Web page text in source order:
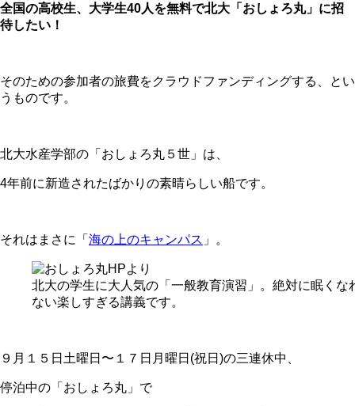
全国の高校生、大学生40人を無料で北大「おしょろ丸」に招
待したい！
そのための参加者の旅費をクラウドファンディングする、とい
うものです。
北大水産学部の「おしょろ丸５世」は、
4年前に新造されたばかりの素晴らしい船です。
それはまさに「 海の上のキャンパス 」。
北大の学生に大人気の「一般教育演習」。絶対に眠くな
ない楽しすぎる講義です。
９月１５日土曜日〜１７日月曜日(祝日)の三連休中、
停泊中の「おしょろ丸」で